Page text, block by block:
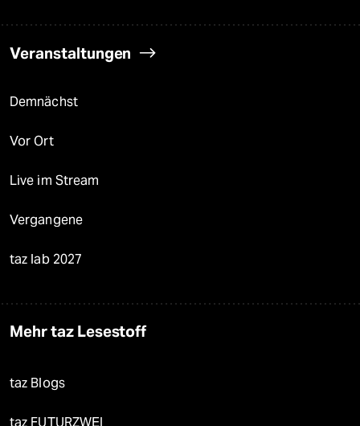
Veranstaltungen
Demnächst
Vor Ort
Live im Stream
Vergangene
taz lab 2027
Mehr taz Lesestoff
taz Blogs
taz FUTURZWEI